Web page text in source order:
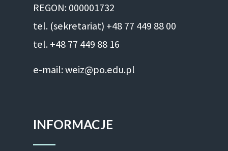
REGON: 000001732
tel. (sekretariat) +48 77 449 88 00
tel. +48 77 449 88 16
e-mail: weiz@po.edu.pl
INFORMACJE